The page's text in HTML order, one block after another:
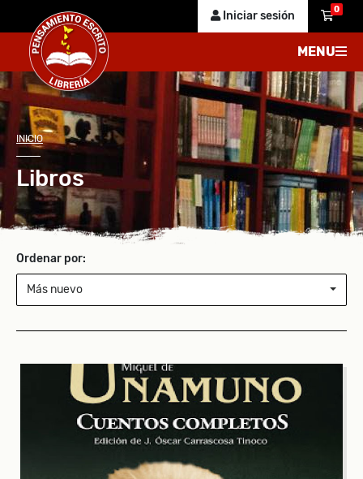
Iniciar sesión 0
MENU
INICIO
Libros
Ordenar por:
Más nuevo